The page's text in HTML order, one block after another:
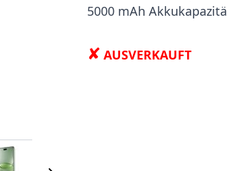
View larger image
5000 mAh
✘ AUSVERKAUFT